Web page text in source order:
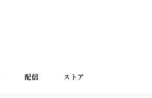
配信 ストア